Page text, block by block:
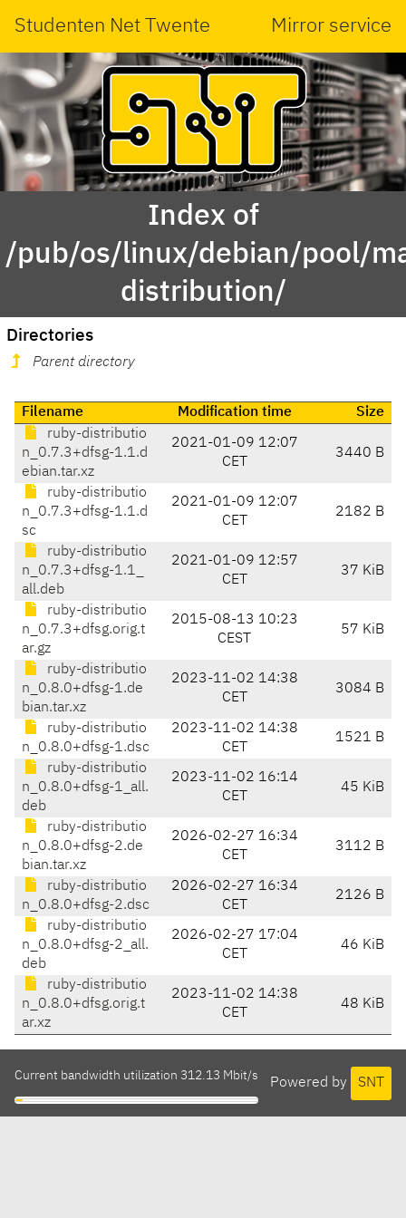
Studenten Net Twente Mirror service
Index of
/pub/os/linux/debian/pool/
distribution/
Directories
Parent directory
Filename Modification time
Size
ruby-distributio
n_0.7.3+dfsg-1.1.d
ebian.tar.xz
2021-01-09 12:07
CET
3440 B
ruby-distributio
n_0.7.3+dfsg-1.1.d
sc
2021-01-09 12:07
CET
2182 B
ruby-distributio
n_0.7.3+dfsg-1.1_
all.deb
2021-01-09 12:57
CET
37 KiB
ruby-distributio
n_0.7.3+dfsg.orig.t
ar.gz
2015-08-13 10:23
CEST
57 KiB
ruby-distributio
n_0.8.0+dfsg-1.de
bian.tar.xz
2023-11-02 14:38
CET
3084 B
ruby-distributio
n_0.8.0+dfsg-1.dsc
2023-11-02 14:38
CET
1521 B
ruby-distributio
n_0.8.0+dfsg-1_all.
deb
2023-11-02 16:14
CET
45 KiB
ruby-distributio
n_0.8.0+dfsg-2.de
bian.tar.xz
2026-02-27 16:34
CET
3112 B
ruby-distributio
n_0.8.0+dfsg-2.dsc
2026-02-27 16:34
CET
2126 B
ruby-distributio
n_0.8.0+dfsg-2_all.
deb
2026-02-27 17:04
CET
46 KiB
ruby-distributio
n_0.8.0+dfsg.orig.t
ar.xz
2023-11-02 14:38
CET
48 KiB
Powered by SNT
Current bandwidth utilization 312.13 Mbit/s